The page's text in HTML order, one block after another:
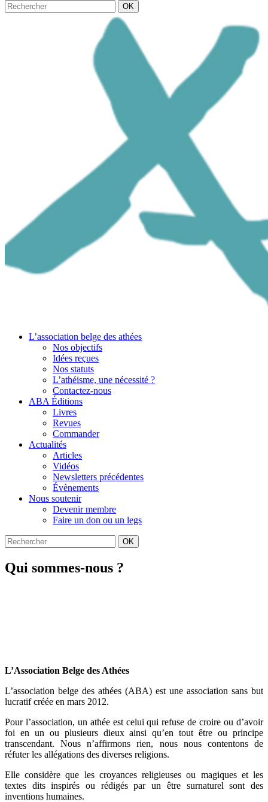
OK
L’association belge des athées
Nos objectifs
Idées reçues
Nos statuts
L’athéisme, une nécessité ?
Contactez-nous
ABA Éditions
Livres
Revues
Commander
Actualités
Articles
Vidéos
Newsletters précédentes
Évènements
Nous soutenir
Devenir membre
Faire un don ou un legs
OK
Qui sommes-nous ?
L’Association Belge des Athées
L’association belge des athées (ABA) est une association sans but
lucratif créée en mars 2012.
Pour l’association, un athée est celui qui refuse de croire ou d’avoir
foi en un ou plusieurs dieux ainsi qu’en tout être ou principe
transcendant. Nous n’affirmons rien, nous nous contentons de
réfuter les allégations des diverses religions.
Elle considère que les croyances religieuses ou magiques et les
textes dits inspirés ou rédigés par un être surnaturel sont des
inventions humaines.